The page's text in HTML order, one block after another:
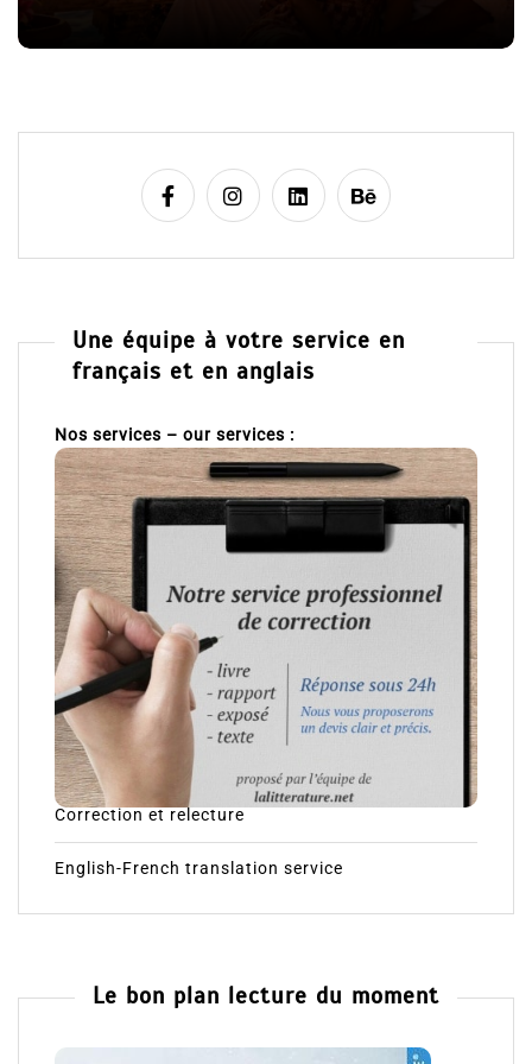
e
Une équipe à votre service en
français et en anglais
Nos services – our services :
Correction et relecture
English-French translation service
Le bon plan lecture du moment